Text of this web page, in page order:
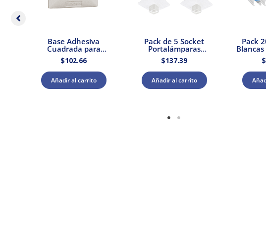
Base Adhesiva
Cuadrada para
Cinchos de Plástico
100pzs. Dexson
DXN3200B
$102.66
Añadir al carrito
Pack de 5 Socket
Portalámparas
cuadrada E27 Blanco
Dexson Schneider
Electric
$137.39
Añadir al carrito
Pack
$